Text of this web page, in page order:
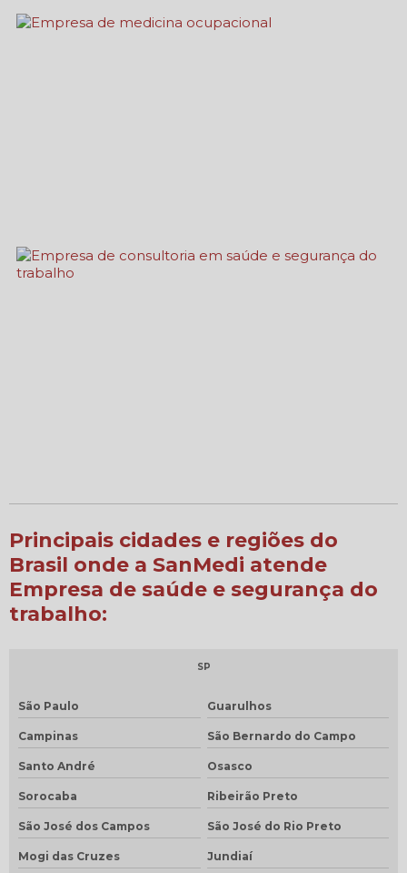
Principais cidades e regiões do
Brasil onde a SanMedi atende
Empresa de saúde e segurança do
trabalho:
SP
São Paulo Guarulhos
Campinas São Bernardo do Campo
Santo André Osasco
Sorocaba Ribeirão Preto
São José dos Campos São José do Rio Preto
Mogi das Cruzes Jundiaí